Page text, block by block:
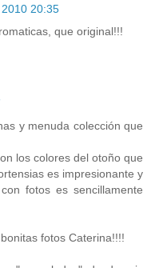
20:35
que original!!!
y menuda colección que
los colores del otoño que
es impresionante y
fotos es sencillamente
fotos Caterina!!!!